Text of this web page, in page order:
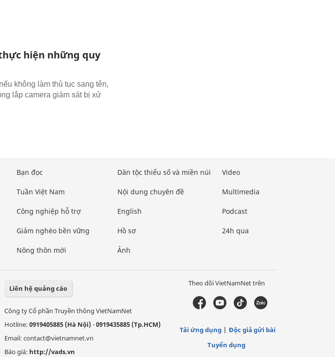
hiện những quy
không làm thủ tục sang tên,
lắp camera giám sát bị xử
Bạn đọc
Tuần Việt Nam
Công nghiệp hỗ trợ
Giảm nghèo bền vững
Nông thôn mới
Dân tộc thiểu số và miền núi
Nội dung chuyên đề
English
Hồ sơ
Ảnh
Video
Multimedia
Podcast
24h qua
Liên hệ quảng cáo
Công ty Cổ phần Truyền thông VietNamNet
Hotline: 0919405885 (Hà Nội)-0919435885 (Tp.HCM)
Email: contact@vietnamnet.vn
Báo giá: http://vads.vn
Theo dõi VietNamNet trên
Tải ứng dụng
Độc giả gửi bài
Tuyển dụng